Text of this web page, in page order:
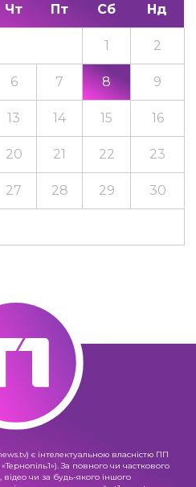
Чт Пт Сб Нд
1 2
6 7 8 9
13 14 15 16
20 21 22 23
27 28 29 30
є інтелектуальною власністю ПП
За повного чи часткового
чи за будь-якого іншого